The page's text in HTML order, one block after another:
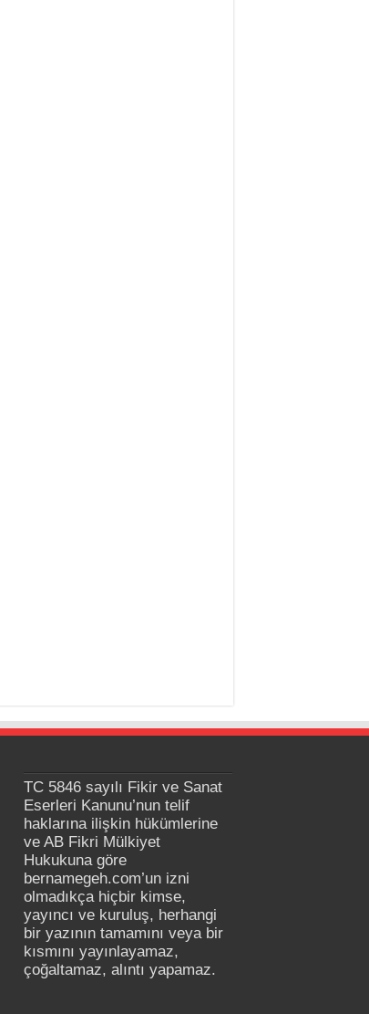
TC 5846 sayılı Fikir ve Sanat
Eserleri Kanunu’nun telif
haklarına ilişkin hükümlerine
ve AB Fikri Mülkiyet
Hukukuna göre
bernamegeh.com’un izni
olmadıkça hiçbir kimse,
yayıncı ve kuruluş, herhangi
bir yazının tamamını veya bir
kısmını yayınlayamaz,
çoğaltamaz, alıntı yapamaz.